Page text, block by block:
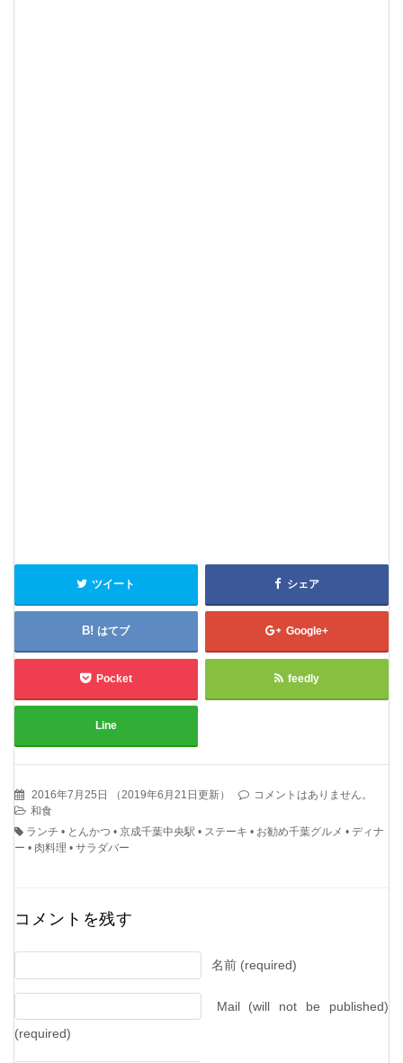
ツイート シェア
はてブ Google+
Pocket feedly
Line
2016年7月25日 （ 2019年6月21日更新）
コメントはありません。
和食
ランチ • とんかつ • 京成千葉中央駅 • ステーキ • お勧め千葉グルメ • ディナ
ー • 肉料理 • サラダバー
コメントを残す
名前 (required)
Mail (will not be published)
(required)